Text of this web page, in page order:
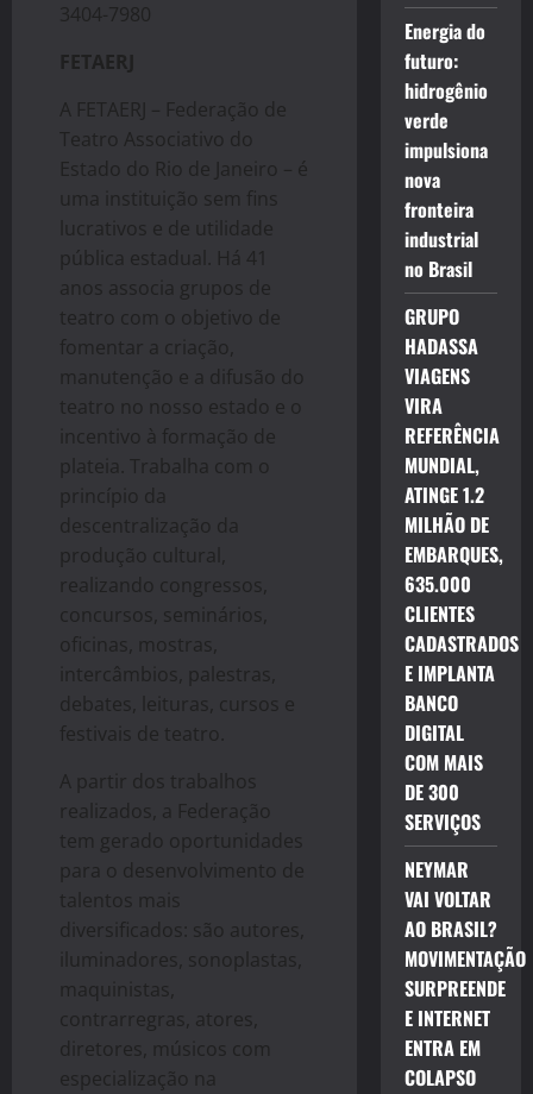
3404-7980
FETAERJ
A FETAERJ – Federação de
Teatro Associativo do
Estado do Rio de Janeiro – é
uma instituição sem fins
lucrativos e de utilidade
pública estadual. Há 41
anos associa grupos de
teatro com o objetivo de
fomentar a criação,
manutenção e a difusão do
teatro no nosso estado e o
incentivo à formação de
plateia. Trabalha com o
princípio da
descentralização da
produção cultural,
realizando congressos,
concursos, seminários,
oficinas, mostras,
intercâmbios, palestras,
debates, leituras, cursos e
festivais de teatro.
A partir dos trabalhos
realizados, a Federação
tem gerado oportunidades
para o desenvolvimento de
talentos mais
diversificados: são autores,
iluminadores, sonoplastas,
maquinistas,
contrarregras, atores,
diretores, músicos com
especialização na
Energia do
futuro:
hidrogênio
verde
impulsiona
nova
fronteira
industrial
no Brasil
GRUPO
HADASSA
VIAGENS
VIRA
REFERÊNCIA
MUNDIAL,
ATINGE 1.2
MILHÃO DE
EMBARQUES,
635.000
CLIENTES
CADASTRADOS
E IMPLANTA
BANCO
DIGITAL
COM MAIS
DE 300
SERVIÇOS
NEYMAR
VAI VOLTAR
AO BRASIL?
MOVIMENTAÇÃO
SURPREENDE
E INTERNET
ENTRA EM
COLAPSO